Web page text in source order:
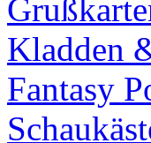
Kladden
Fantasy